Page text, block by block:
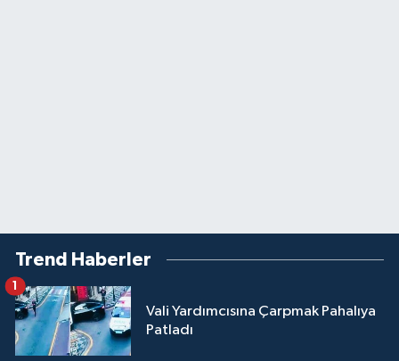
Trend Haberler
Vali Yardımcısına Çarpmak Pahalıya
Patladı
1